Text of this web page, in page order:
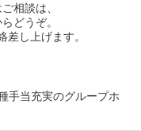
相談は、
どうぞ。
差し上げます。
手当充実のグループホ